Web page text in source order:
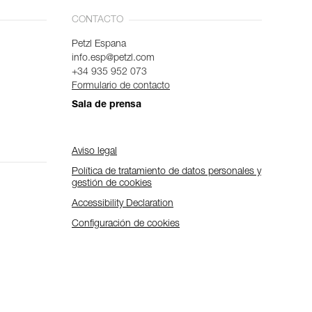
CONTACTO
Petzl Espana
info.esp@petzl.com
+34 935 952 073
Formulario de contacto
Sala de prensa
Aviso legal
Política de tratamiento de datos personales y
gestión de cookies
Accessibility Declaration
Configuración de cookies